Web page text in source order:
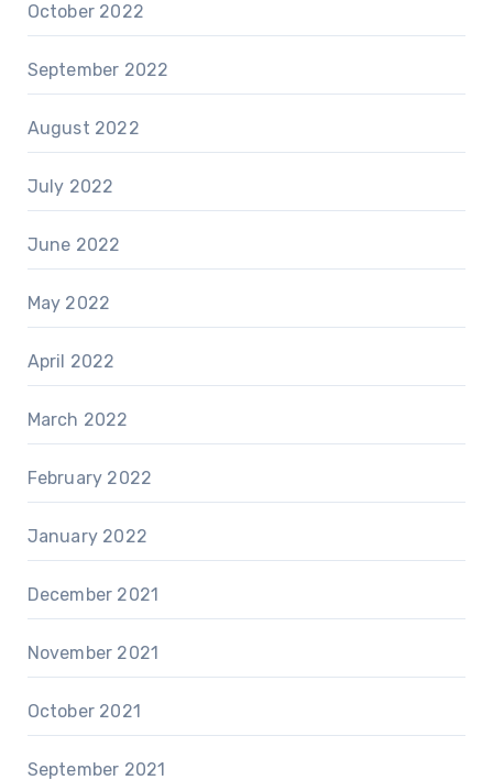
October 2022
September 2022
August 2022
July 2022
June 2022
May 2022
April 2022
March 2022
February 2022
January 2022
December 2021
November 2021
October 2021
September 2021